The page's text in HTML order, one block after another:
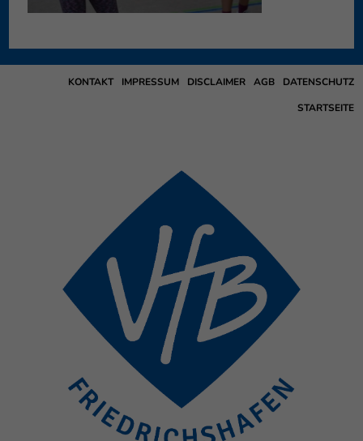
DATENSCHUTZ
AGB
DISCLAIMER
IMPRESSUM
KONTAKT
STARTSEITE